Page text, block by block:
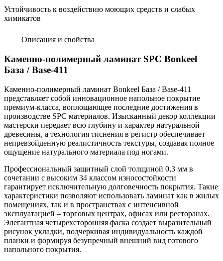
Устойчивость к воздействию моющих средств и слабых
химикатов
Описания и свойства
Каменно-полимерный ламинат SPC Bonkeel
База / Base-411
Каменно-полимерный ламинат Bonkeel База / Base-411
представляет собой инновационное напольное покрытие
премиум-класса, воплощающее последние достижения в
производстве SPC материалов. Изысканный декор коллекции
мастерски передает всю глубину и характер натуральной
древесины, а технология тиснения в регистр обеспечивает
непревзойденную реалистичность текстуры, создавая полное
ощущение натурального материала под ногами.
Профессиональный защитный слой толщиной 0,3 мм в
сочетании с высоким 34 классом износостойкости
гарантирует исключительную долговечность покрытия. Такие
характеристики позволяют использовать ламинат как в жилых
помещениях, так и в пространствах с интенсивной
эксплуатацией – торговых центрах, офисах или ресторанах.
Элегантная четырехсторонняя фаска создает выразительный
рисунок укладки, подчеркивая индивидуальность каждой
планки и формируя безупречный внешний вид готового
напольного покрытия.